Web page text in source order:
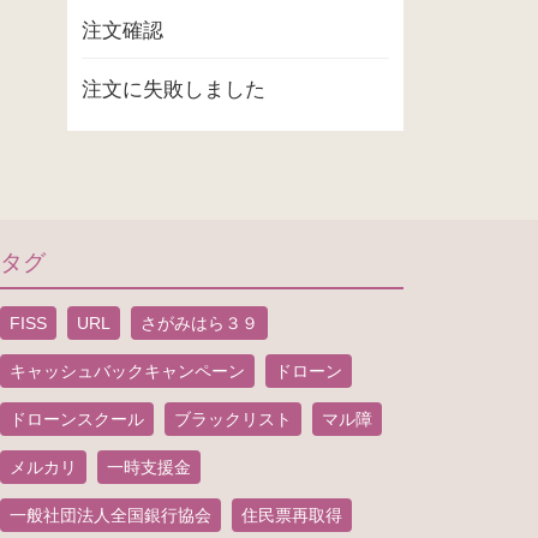
注文確認
注文に失敗しました
タグ
FISS URL さがみはら３９
キャッシュバックキャンペーン ドローン
ドローンスクール ブラックリスト マル障
メルカリ 一時支援金
一般社団法人全国銀行協会 住民票再取得